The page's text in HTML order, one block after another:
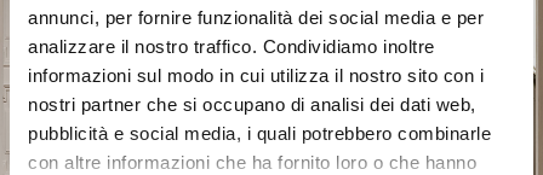
annunci, per fornire funzionalità dei social media e per
analizzare il nostro traffico. Condividiamo inoltre
informazioni sul modo in cui utilizza il nostro sito con i
nostri partner che si occupano di analisi dei dati web,
pubblicità e social media, i quali potrebbero combinarle
con altre informazioni che ha fornito loro o che hanno